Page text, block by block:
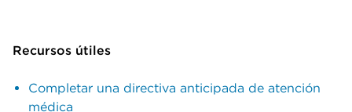
Recursos útiles
Completar una directiva anticipada de atención
médica